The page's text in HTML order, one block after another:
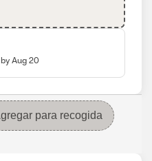
Aug 20
para recogida